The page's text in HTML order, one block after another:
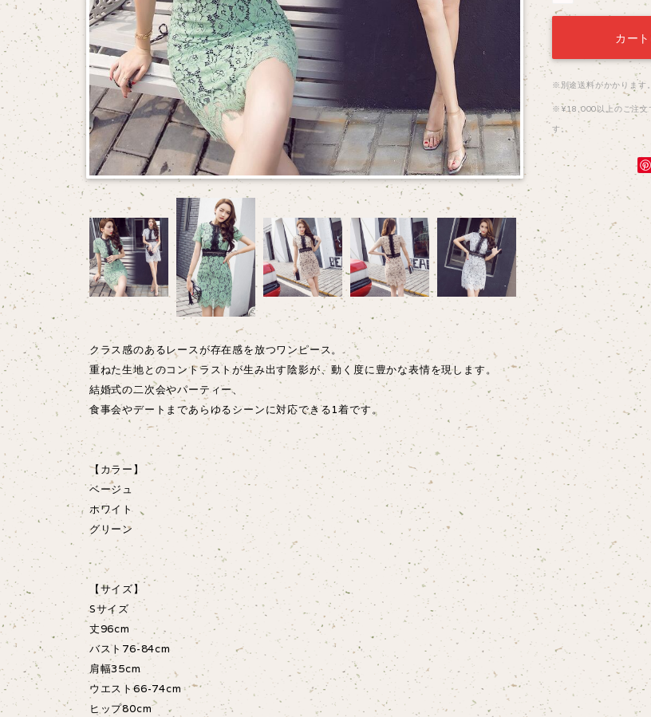
カー
※別途送料がかかります。
※¥18,000以上のご注文
す。
クラス感のあるレースが存在感を放つワンピース。
重ねた生地とのコントラストが生み出す陰影が、動く度に豊かな表情を現します。
結婚式の二次会やパーティー、
食事会やデートまであらゆるシーンに対応できる1着です。
【カラー】
ベージュ
ホワイト
グリーン
【サイズ】
Sサイズ
丈96cm
バスト76-84cm
肩幅35cm
ウエスト66-74cm
ヒップ80cm